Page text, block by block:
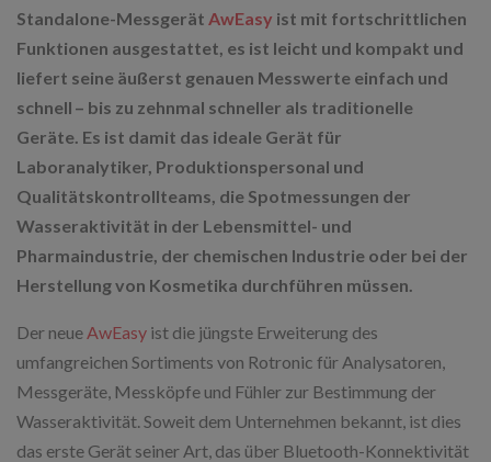
Standalone-Messgerät AwEasy ist mit fortschrittlichen
Funktionen ausgestattet, es ist leicht und kompakt und
liefert seine äußerst genauen Messwerte einfach und
schnell – bis zu zehnmal schneller als traditionelle
Geräte. Es ist damit das ideale Gerät für
Laboranalytiker, Produktionspersonal und
Qualitätskontrollteams, die Spotmessungen der
Wasseraktivität in der Lebensmittel- und
Pharmaindustrie, der chemischen Industrie oder bei der
Herstellung von Kosmetika durchführen müssen.
Der neue AwEasy ist die jüngste Erweiterung des
umfangreichen Sortiments von Rotronic für Analysatoren,
Messgeräte, Messköpfe und Fühler zur Bestimmung der
Wasseraktivität. Soweit dem Unternehmen bekannt, ist dies
das erste Gerät seiner Art, das über Bluetooth-Konnektivität